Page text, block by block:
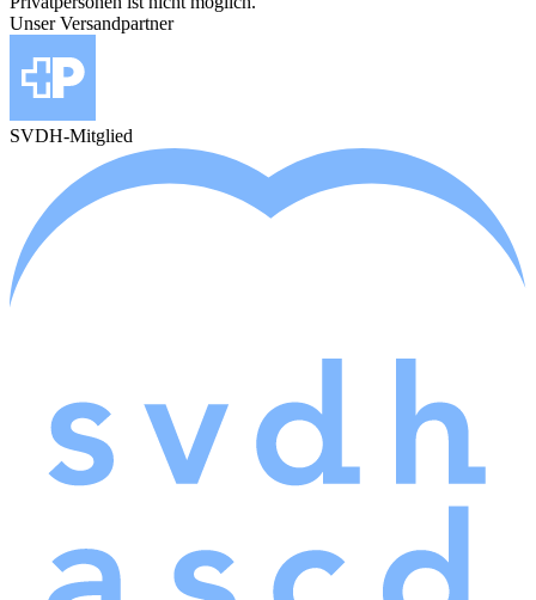
Unser Versandpartner
SVDH-Mitglied